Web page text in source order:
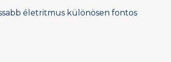
életritmus különösen fontos